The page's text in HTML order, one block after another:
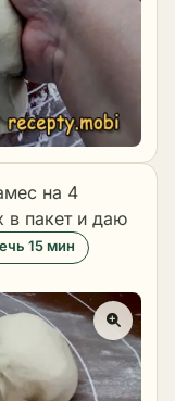
на 4
пакет и даю
15 мин